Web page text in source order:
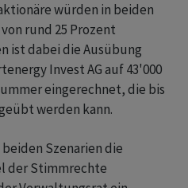
würden in beiden
rund 25 Prozent
ist dabei die Ausübung
Invest AG auf 43'000
eingerechnet, die bis
werden kann.
Szenarien die
der Stimmrechte